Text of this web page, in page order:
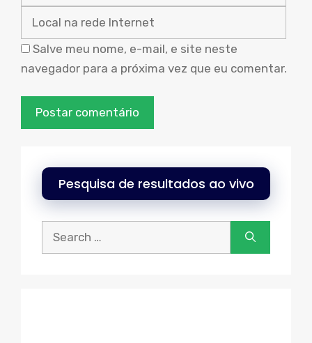
Salve meu nome, e-mail, e site neste
navegador para a próxima vez que eu comentar.
Pesquisa de resultados ao vivo
Procurar: